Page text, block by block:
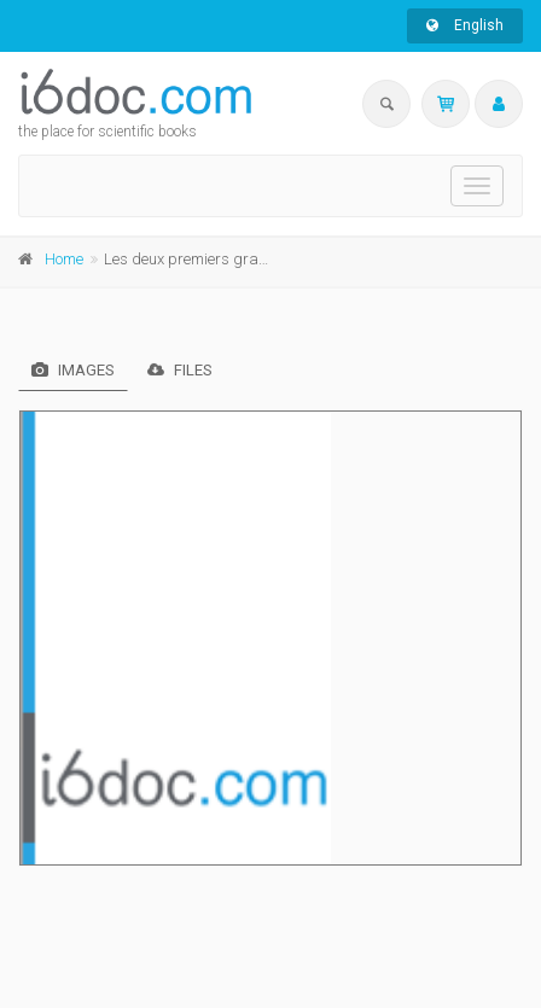
English
the place for scientific books
Toggle
Home Les deux premiers grands conflits du cardinal Mercier avec les autorités allemandes d'occupation
IMAGES FILES